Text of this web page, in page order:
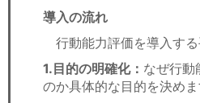
導入の流れ
行動能力評価を導入する
1.目的の明確化： なぜ行動
のか具体的な目的を決めま